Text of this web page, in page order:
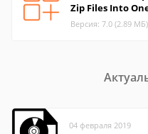
Zip Files Into
Версия: 7.0 (2.89 МБ)
04 февраля 2019